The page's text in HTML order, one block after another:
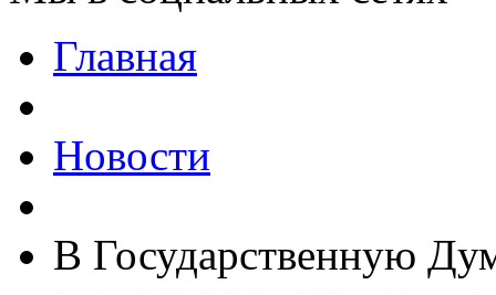
Главная
Новости
В Государственную